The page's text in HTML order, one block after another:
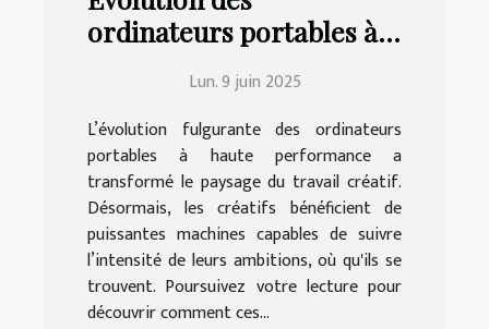
ordinateurs portables à
leur impact sur le travail
créatif
Lun. 9 juin 2025
L’évolution fulgurante des ordinateurs
portables à haute performance a
transformé le paysage du travail créatif.
Désormais, les créatifs bénéficient de
puissantes machines capables de suivre
l’intensité de leurs ambitions, où qu'ils se
trouvent. Poursuivez votre lecture pour
découvrir comment ces...